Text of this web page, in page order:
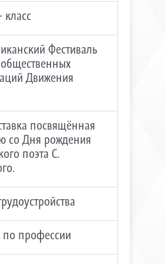
класс
Фестиваль
Движения
посвящённая
со Дня рождения
поэта С.
профессии